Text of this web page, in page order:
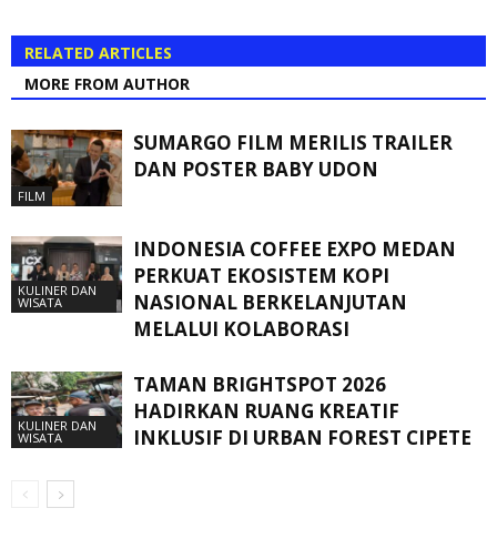
RELATED ARTICLES
MORE FROM AUTHOR
FILM
SUMARGO FILM MERILIS TRAILER
DAN POSTER BABY UDON
KULINER DAN
WISATA
INDONESIA COFFEE EXPO MEDAN
PERKUAT EKOSISTEM KOPI
NASIONAL BERKELANJUTAN
MELALUI KOLABORASI
KULINER DAN
WISATA
TAMAN BRIGHTSPOT 2026
HADIRKAN RUANG KREATIF
INKLUSIF DI URBAN FOREST CIPETE